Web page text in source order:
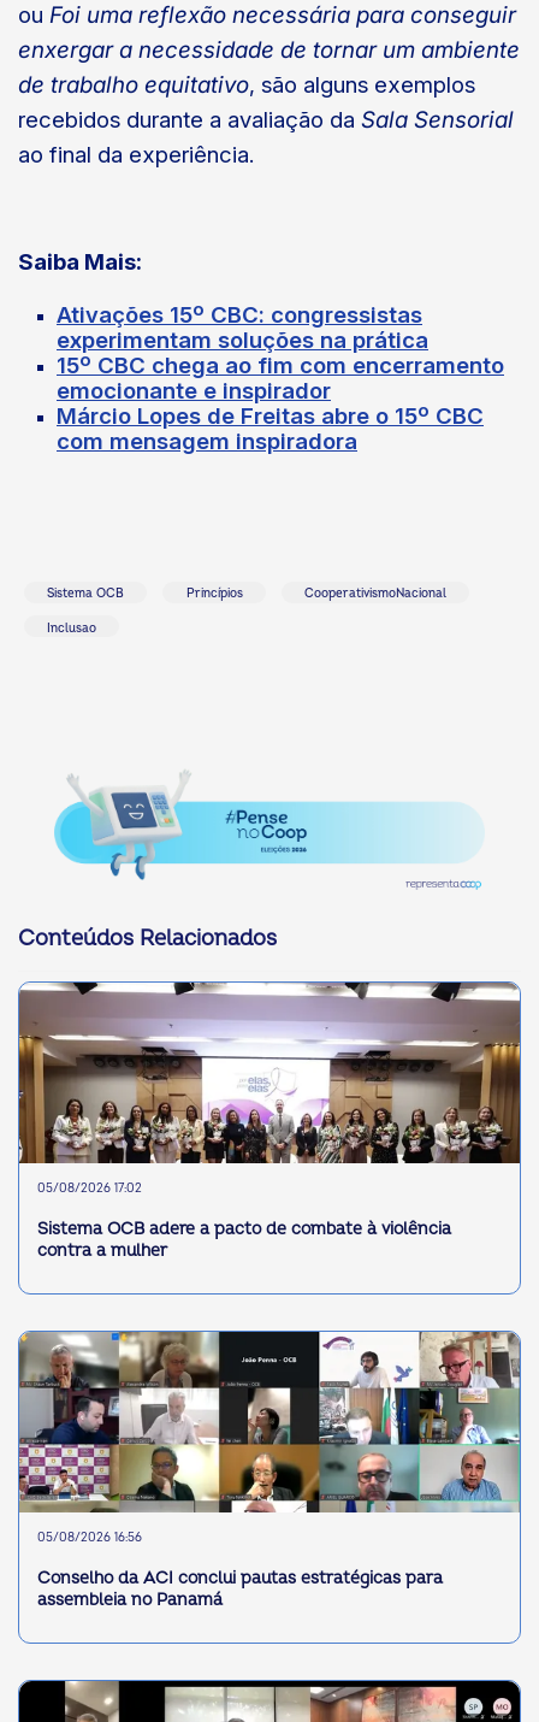
ou Foi uma reflexão necessária para conseguir
enxergar a necessidade de tornar um ambiente
de trabalho equitativo, são alguns exemplos
recebidos durante a avaliação da Sala Sensorial
ao final da experiência.
Saiba Mais:
Ativações 15º CBC: congressistas
experimentam soluções na prática
15º CBC chega ao fim com encerramento
emocionante e inspirador
Márcio Lopes de Freitas abre o 15º CBC
com mensagem inspiradora
Sistema OCB Princípios CooperativismoNacional
Inclusao
Conteúdos Relacionados
05/08/2026 17:02
Sistema OCB adere a pacto de combate à violência
contra a mulher
05/08/2026 16:56
Conselho da ACI conclui pautas estratégicas para
assembleia no Panamá